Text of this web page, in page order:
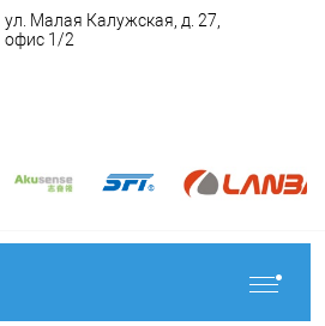
ул. Малая Калужская, д. 27,
офис 1/2